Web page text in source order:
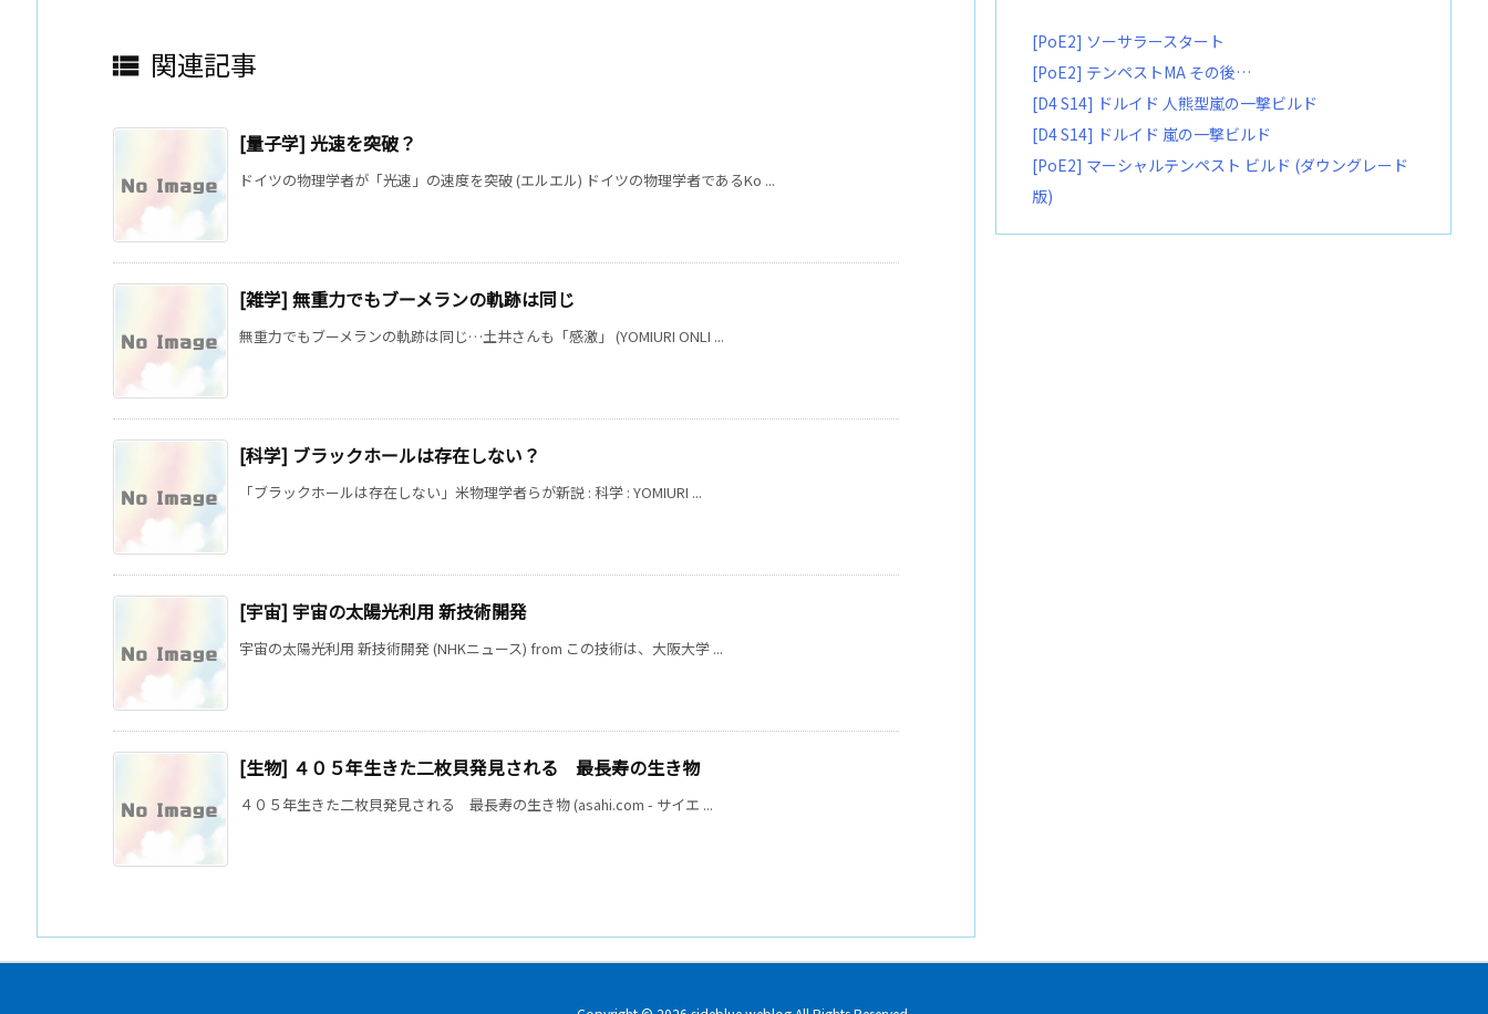
 関連記事
[量子学] 光速を突破？
ドイツの物理学者が「光速」の速度を突破 (エルエル) ドイツの物理学者であるKo ...
[雑学] 無重力でもブーメランの軌跡は同じ
無重力でもブーメランの軌跡は同じ…土井さんも「感激」 (YOMIURI ONLI ...
[科学] ブラックホールは存在しない？
「ブラックホールは存在しない」米物理学者らが新説 : 科学 : YOMIURI ...
[宇宙] 宇宙の太陽光利用 新技術開発
宇宙の太陽光利用 新技術開発 (NHKニュース) from この技術は、大阪大学 ...
[生物] ４０５年生きた二枚貝発見される 最長寿の生き物
４０５年生きた二枚貝発見される 最長寿の生き物 (asahi.com - サイエ ...
[PoE2] ソーサラースタート
[PoE2] テンペストMA その後…
[D4 S14] ドルイド 人熊型嵐の一撃ビルド
[D4 S14] ドルイド 嵐の一撃ビルド
[PoE2] マーシャルテンペスト ビルド (ダウングレード
版)